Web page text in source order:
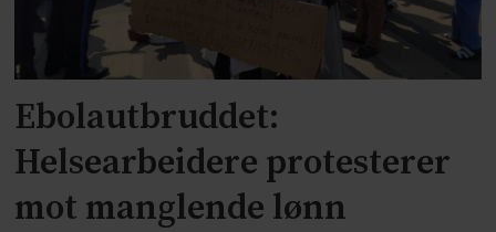
Ebolautbruddet:
Helsearbeidere protesterer
mot manglende lønn